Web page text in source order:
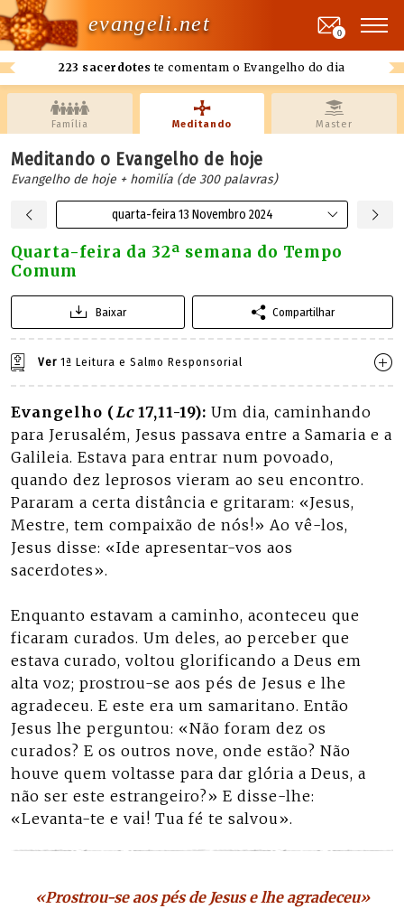
evangeli.net
223 sacerdotes te comentam o Evangelho do dia
0
Família Meditando Master
Meditando o Evangelho de hoje
Evangelho de hoje + homilía (de 300 palavras)
quarta-feira 13 Novembro 2024
Quarta-feira da 32ª semana do Tempo
Comum
Baixar Compartilhar
Ver 1ª Leitura e Salmo Responsorial
Evangelho (Lc17,11-19): Um dia, caminhando
para Jerusalém, Jesus passava entre a Samaria e a
Galileia. Estava para entrar num povoado,
quando dez leprosos vieram ao seu encontro.
Pararam a certa distância e gritaram: «Jesus,
Mestre, tem compaixão de nós!» Ao vê-los,
Jesus disse: «Ide apresentar-vos aos
sacerdotes».
Enquanto estavam a caminho, aconteceu que
ficaram curados. Um deles, ao perceber que
estava curado, voltou glorificando a Deus em
alta voz; prostrou-se aos pés de Jesus e lhe
agradeceu. E este era um samaritano. Então
Jesus lhe perguntou: «Não foram dez os
curados? E os outros nove, onde estão? Não
houve quem voltasse para dar glória a Deus, a
não ser este estrangeiro?» E disse-lhe:
«Levanta-te e vai! Tua fé te salvou».
«Prostrou-se aos pés de Jesus e lhe agradeceu»